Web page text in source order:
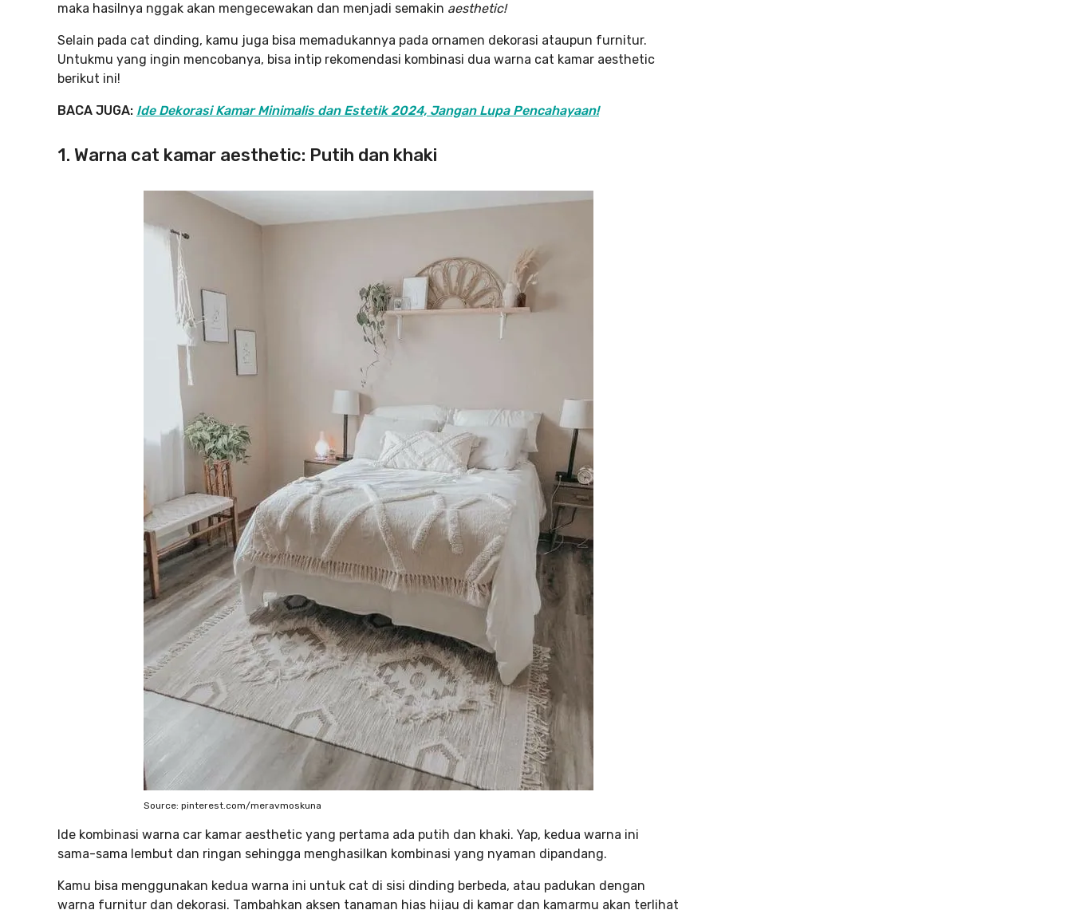
maka hasilnya nggak akan mengecewakan dan menjadi semakin aesthetic!
Selain pada cat dinding, kamu juga bisa memadukannya pada ornamen dekorasi ataupun furnitur.
Untukmu yang ingin mencobanya, bisa intip rekomendasi kombinasi dua warna cat kamar aesthetic
berikut ini!
BACA JUGA: Ide Dekorasi Kamar Minimalis dan Estetik 2024, Jangan Lupa Pencahayaan!
1. Warna cat kamar aesthetic: Putih dan khaki
Source: pinterest.com/meravmoskuna
Ide kombinasi warna car kamar aesthetic yang pertama ada putih dan khaki. Yap, kedua warna ini
sama-sama lembut dan ringan sehingga menghasilkan kombinasi yang nyaman dipandang.
Kamu bisa menggunakan kedua warna ini untuk cat di sisi dinding berbeda, atau padukan dengan
warna furnitur dan dekorasi. Tambahkan aksen tanaman hias hijau di kamar dan kamarmu akan terlihat